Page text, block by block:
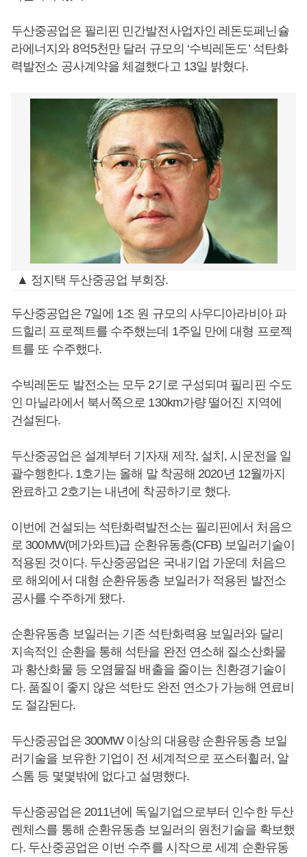
두산중공업은 필리핀 민간발전사업자인 레돈도페닌슐
라에너지와 8억5천만 달러 규모의 ‘수빅레돈도’ 석탄화
력발전소 공사계약을 체결했다고 13일 밝혔다.
▲ 정지택 두산중공업 부회장.
두산중공업은 7일에 1조 원 규모의 사우디아라비아 파
드힐리 프로젝트를 수주했는데 1주일 만에 대형 프로젝
트를 또 수주했다.
수빅레돈도 발전소는 모두 2기로 구성되며 필리핀 수도
인 마닐라에서 북서쪽으로 130km가량 떨어진 지역에
건설된다.
두산중공업은 설계부터 기자재 제작, 설치, 시운전을 일
괄수행한다. 1호기는 올해 말 착공해 2020년 12월까지
완료하고 2호기는 내년에 착공하기로 했다.
이번에 건설되는 석탄화력발전소는 필리핀에서 처음으
로 300MW(메가와트)급 순환유동층(CFB) 보일러기술이
적용된 것이다. 두산중공업은 국내기업 가운데 처음으
로 해외에서 대형 순환유동층 보일러가 적용된 발전소
공사를 수주하게 됐다.
순환유동층 보일러는 기존 석탄화력용 보일러와 달리
지속적인 순환을 통해 석탄을 완전 연소해 질소산화물
과 황산화물 등 오염물질 배출을 줄이는 친환경기술이
다. 품질이 좋지 않은 석탄도 완전 연소가 가능해 연료비
도 절감된다.
두산중공업은 300MW 이상의 대용량 순환유동층 보일
러기술을 보유한 기업이 전 세계적으로 포스터휠러, 알
스톰 등 몇몇밖에 없다고 설명했다.
두산중공업은 2011년에 독일기업으로부터 인수한 두산
렌체스를 통해 순환유동층 보일러의 원천기술을 확보했
다. 두산중공업은 이번 수주를 시작으로 세계 순환유동